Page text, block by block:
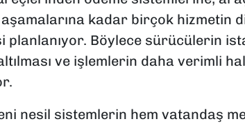
kadar birçok hizmetin
planlanıyor. Böylece sürücülerin
ve işlemlerin daha verimli
nesil sistemlerin hem vatandaş